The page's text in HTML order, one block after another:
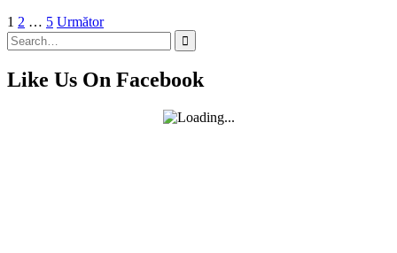
Paginație
articole
1 2 … 5 Următor
Search
for:
Like Us On Facebook